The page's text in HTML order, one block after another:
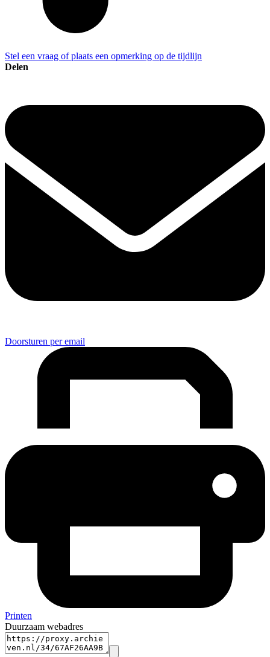
Stel een vraag of plaats een opmerking op de tijdlijn
Delen
Doorsturen per email
Printen
Duurzaam webadres